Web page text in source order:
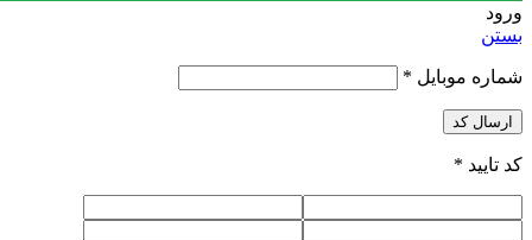
ورود
بستن
شماره موبایل *
ارسال کد
کد تایید *